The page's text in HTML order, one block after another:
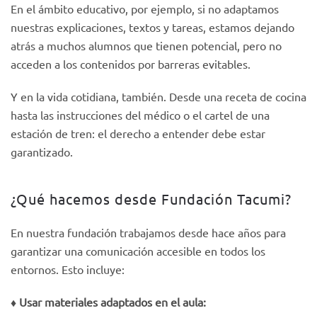
En el ámbito educativo, por ejemplo, si no adaptamos
nuestras explicaciones, textos y tareas, estamos dejando
atrás a muchos alumnos que tienen potencial, pero no
acceden a los contenidos por barreras evitables.
Y en la vida cotidiana, también. Desde una receta de cocina
hasta las instrucciones del médico o el cartel de una
estación de tren: el derecho a entender debe estar
garantizado.
¿Qué hacemos desde Fundación Tacumi?
En nuestra fundación trabajamos desde hace años para
garantizar una comunicación accesible en todos los
entornos. Esto incluye:
♦️ Usar materiales adaptados en el aula: